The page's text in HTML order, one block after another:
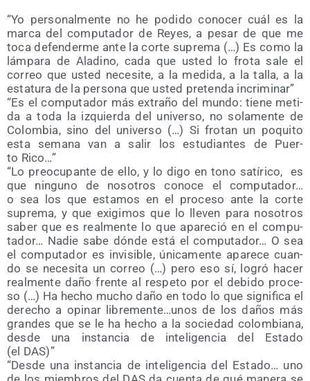
“Yo per­so­nal­men­te no he podi­do cono­cer cuál es la
mar­ca del compu­tador de Reyes, a pesar de que me
toca defen­der­me ante la cor­te supre­ma (…) Es como la
lám­pa­ra de Ala­dino, cada que usted lo fro­ta sale el
correo que usted nece­si­te, a la medi­da, a la talla, a la
esta­tu­ra de la per­so­na que usted pre­ten­da incriminar”
“Es el compu­tador más extra­ño del mun­do: tie­ne meti­
da a toda la izquier­da del uni­ver­so, no sola­men­te de
Colom­bia, sino del uni­ver­so (…) Si fro­tan un poqui­to
esta sema­na van a salir los estu­dian­tes de Puer­
to Rico…”
“Lo preo­cu­pan­te de ello, y lo digo en tono satí­ri­co, es
que nin­guno de noso­tros cono­ce el compu­tador…
o sea los que esta­mos en el pro­ce­so ante la cor­te
supre­ma, y que exi­gi­mos que lo lle­ven para noso­tros
saber que es real­men­te lo que apa­re­ció en el compu­
tador… Nadie sabe dón­de está el compu­tador… O sea
el compu­tador es invi­si­ble, úni­ca­men­te apa­re­ce cuan­
do se nece­si­ta un correo (…) pero eso sí, logró hacer
real­men­te daño fren­te al res­pe­to por el debi­do pro­ce­
so (…) Ha hecho mucho daño en todo lo que sig­ni­fi­ca el
dere­cho a opi­nar libremente…unos de los daños más
gran­des que se le ha hecho a la socie­dad colom­bia­na,
des­de una ins­tan­cia de inte­li­gen­cia del Esta­do
(el DAS)”
“Des­de una ins­tan­cia de inte­li­gen­cia del Esta­do… uno